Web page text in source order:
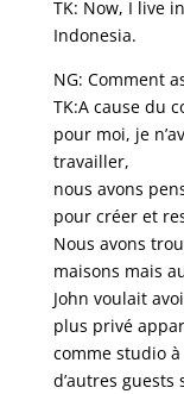
TK: Now, I live
Indonesia.
NG: Comment
TK:A cause du
pour moi, je
travailler,
nous avons
pour créer et
Nous avons
maisons mais
John voulait
plus privé
comme studio
d’autres guests